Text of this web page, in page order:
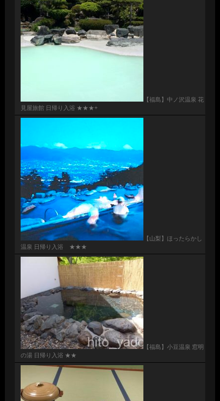
【福島】中ノ沢温泉 花
見屋旅館 日帰り入浴 ★★★+
【山梨】ほったらかし
温泉 日帰り入浴 ★★★
【福島】小豆温泉 窓明
の湯 日帰り入浴 ★★